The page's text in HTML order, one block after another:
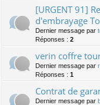
[URGENT 91]
d'embrayage
Dernier message par
Réponses : 2
verin coffre
Dernier message par
Réponses : 1
Contrat de
Dernier message par